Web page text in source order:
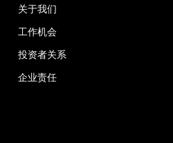
关于我们
工作机会
投资者关系
企业责任